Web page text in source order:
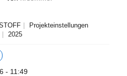
Projekteinstellungen
2025
- 11:49